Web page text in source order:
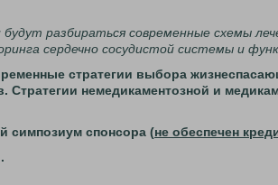
разбираться современные схемы
сердечно сосудистой системы и
стратегии выбора
Стратегии немедикаментозной и
симпозиум спонсора (не обеспечен